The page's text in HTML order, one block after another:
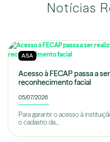
Notícias
ASA
Acesso à FECAP passa a
reconhecimento facial
05/07/2026
Para garantir o acesso à
o cadastro da...